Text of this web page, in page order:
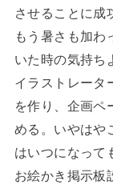
させることに成
もう暑さも加わ
いた時の気持ち
イラストレータ
を作り、企画ペ
める。いやはや
はいつになって
お絵かき掲示板